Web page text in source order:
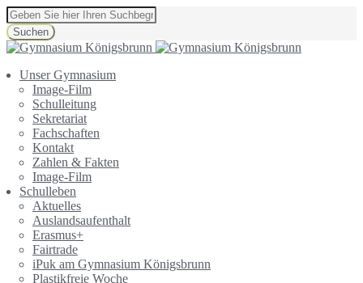
Suchen
Unser Gymnasium
Image-Film
Schulleitung
Sekretariat
Fachschaften
Kontakt
Zahlen & Fakten
Image-Film
Schulleben
Aktuelles
Auslandsaufenthalt
Erasmus+
Fairtrade
iPuk am Gymnasium Königsbrunn
Plastikfreie Woche